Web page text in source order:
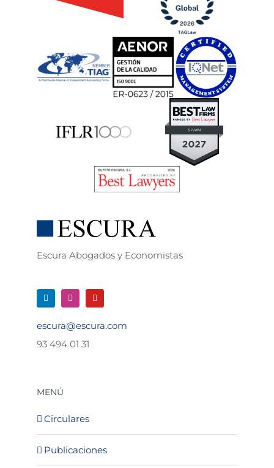
Escura Abogados y Economistas
escura@escura.com
93 494 01 31
MENÚ
Circulares
Publicaciones